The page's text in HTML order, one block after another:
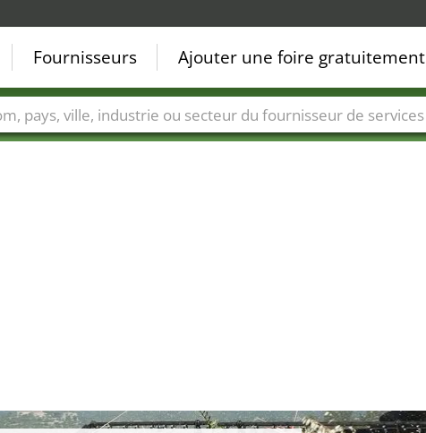
Fournisseurs Ajouter une foire gratuitement
Villes Secteurs de foire Secteurs du fournisseur de services